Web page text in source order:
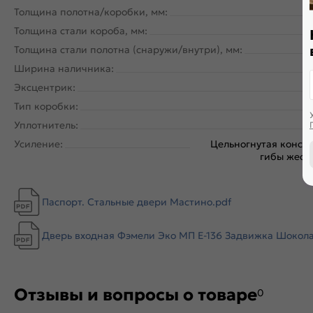
Толщина полотна/коробки, мм:
Толщина стали короба, мм:
Толщина стали полотна (снаружи/внутри), мм:
Ширина наличника:
Эксцентрик:
Тип коробки:
Уплотнитель:
Усиление:
Цельногнутая
гибы
Паспорт. Стальные двери Мастино.pdf
Дверь входная Фэмели Эко МП E-136 Задвижка
Отзывы и вопросы о товаре0